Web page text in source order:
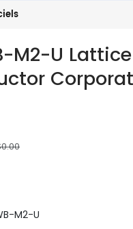
M2-U Lattice
M2-U